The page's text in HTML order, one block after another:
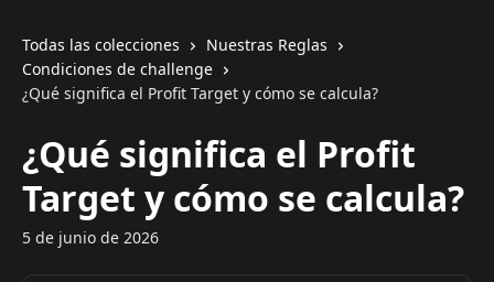
Todas las colecciones
Nuestras Reglas
Condiciones de challenge
¿Qué significa el Profit Target y cómo se calcula?
¿Qué significa el Profit
Target y cómo se calcula?
5 de junio de 2026